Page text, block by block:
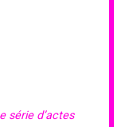
série d’actes